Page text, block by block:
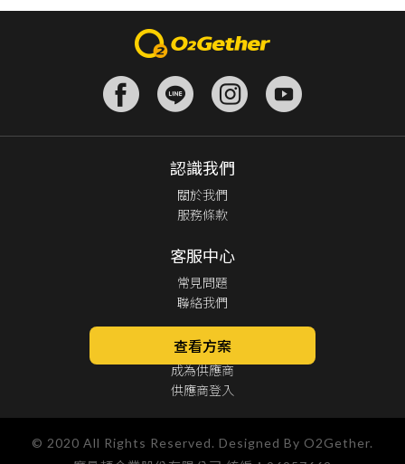
查看方案
認識我們
關於我們
服務條款
客服中心
常見問題
聯絡我們
合作夥伴
成為供應商
供應商登入
© 2020 All Rights Reserved. Designed By O2Gether.